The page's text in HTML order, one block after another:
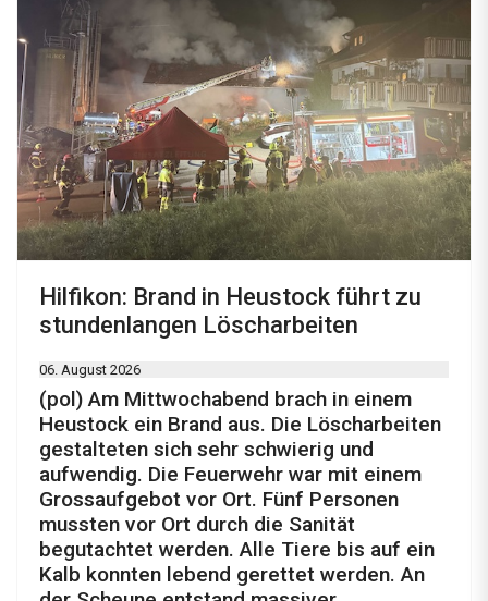
Hilfikon: Brand in Heustock führt zu
stundenlangen Löscharbeiten
06. August 2026
(pol) Am Mittwochabend brach in einem
Heustock ein Brand aus. Die Löscharbeiten
gestalteten sich sehr schwierig und
aufwendig. Die Feuerwehr war mit einem
Grossaufgebot vor Ort. Fünf Personen
mussten vor Ort durch die Sanität
begutachtet werden. Alle Tiere bis auf ein
Kalb konnten lebend gerettet werden. An